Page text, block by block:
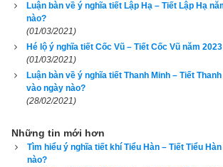
vượng thịnh
Quẻ Khôn, Quẻ Cấn cùng với các
Sửu, Mùi hay còn gọi là 4 tháng tứ
hợp lại tạo nên thế Thổ vượng thịnh.
Tiết Đông Chí
đông là mùa Thủy Vượng. Mùa đông
Thủy mà Thủy là nước; nước tạo vật là
nước trong lòng người là dòng nước ý
Luận bàn về ý nghĩa tiết Lập Hạ – Tiết Lập Hạ
nào?
(01/03/2021)
Hé lộ ý nghĩa tiết Cốc Vũ – Tiết Cốc Vũ năm
(01/03/2021)
Luận bàn về ý nghĩa tiết Thanh Minh – Tiết
vào ngày nào?
(28/02/2021)
Những tin mới hơn
Tìm hiểu ý nghĩa tiết khí Tiểu Hàn – Tiết Tiểu
nào?